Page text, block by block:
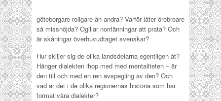
göteborgare roligare än andra? Varför låter örebroare
så missnöjda? Ogillar norrlänningar att prata? Och
är skåningar överhuvudtaget svenskar?
Hur skiljer sig de olika landsdelarna egentligen åt?
Hänger dialekten ihop med med mentaliteten – är
den till och med en ren avspegling av den? Och
vad är det i de olika regionernas historia som har
format våra dialekter?